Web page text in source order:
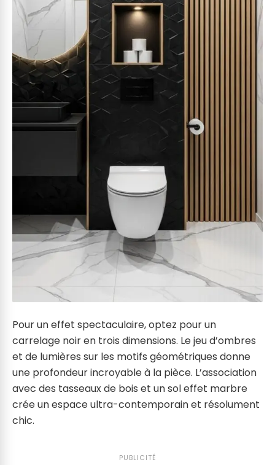
Pour un effet spectaculaire, optez pour un
carrelage noir en trois dimensions. Le jeu d’ombres
et de lumières sur les motifs géométriques donne
une profondeur incroyable à la pièce. L’association
avec des tasseaux de bois et un sol effet marbre
crée un espace ultra-contemporain et résolument
chic.
PUBLICITÉ